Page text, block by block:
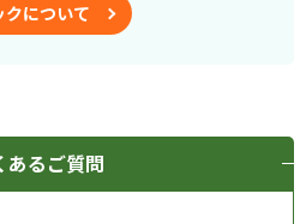
クについて
あるご質問